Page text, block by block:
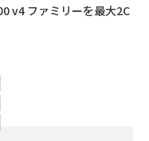
v4 ファミリーを最大2C